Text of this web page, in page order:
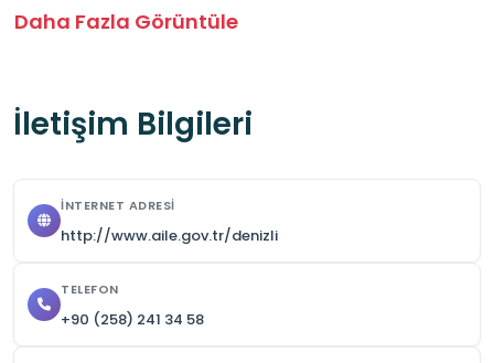
https://www.aile.tr/uploads/sgb/uploads/
Daha Fazla Görüntüle
İletişim Bilgileri
İNTERNET ADRESI
http://www.aile.gov.tr/denizli
TELEFON
+90 (258) 241 34 58